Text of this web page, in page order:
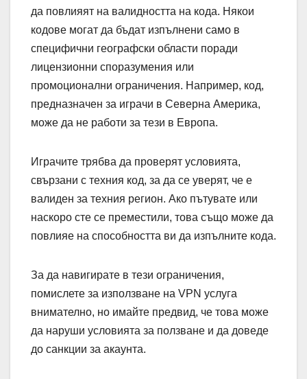
да повлияят на валидността на кода. Някои
кодове могат да бъдат изпълнени само в
специфични географски области поради
лицензионни споразумения или
промоционални ограничения. Например, код,
предназначен за играчи в Северна Америка,
може да не работи за тези в Европа.
Играчите трябва да проверят условията,
свързани с техния код, за да се уверят, че е
валиден за техния регион. Ако пътувате или
наскоро сте се преместили, това също може да
повлияе на способността ви да изпълните кода.
За да навигирате в тези ограничения,
помислете за използване на VPN услуга
внимателно, но имайте предвид, че това може
да наруши условията за ползване и да доведе
до санкции за акаунта.